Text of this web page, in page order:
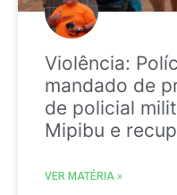
Violência:
mandado de
de policial
Mipibu e
VER MATÉRIA »